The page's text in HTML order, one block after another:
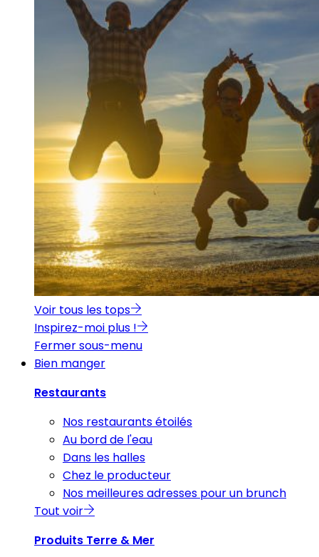
Voir tous les tops
Inspirez-moi plus !
Fermer sous-menu
Bien manger
Restaurants
Nos restaurants étoilés
Au bord de l'eau
Dans les halles
Chez le producteur
Nos meilleures adresses pour un brunch
Tout voir
Produits Terre & Mer